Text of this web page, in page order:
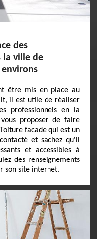
des
la ville de
environs
être mis en place au
il est utile de réaliser
professionnels en la
proposer de faire
facade qui est un
et sachez qu'il
et accessibles à
des renseignements
son site internet.